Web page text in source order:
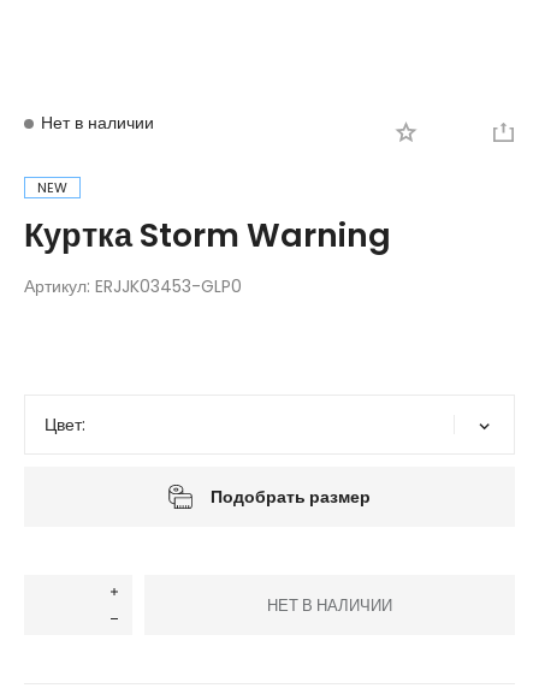
Нет в наличии
NEW
Куртка Storm Warning
Артикул: ERJJK03453-GLP0
Цвет:
Подобрать размер
НЕТ В НАЛИЧИИ